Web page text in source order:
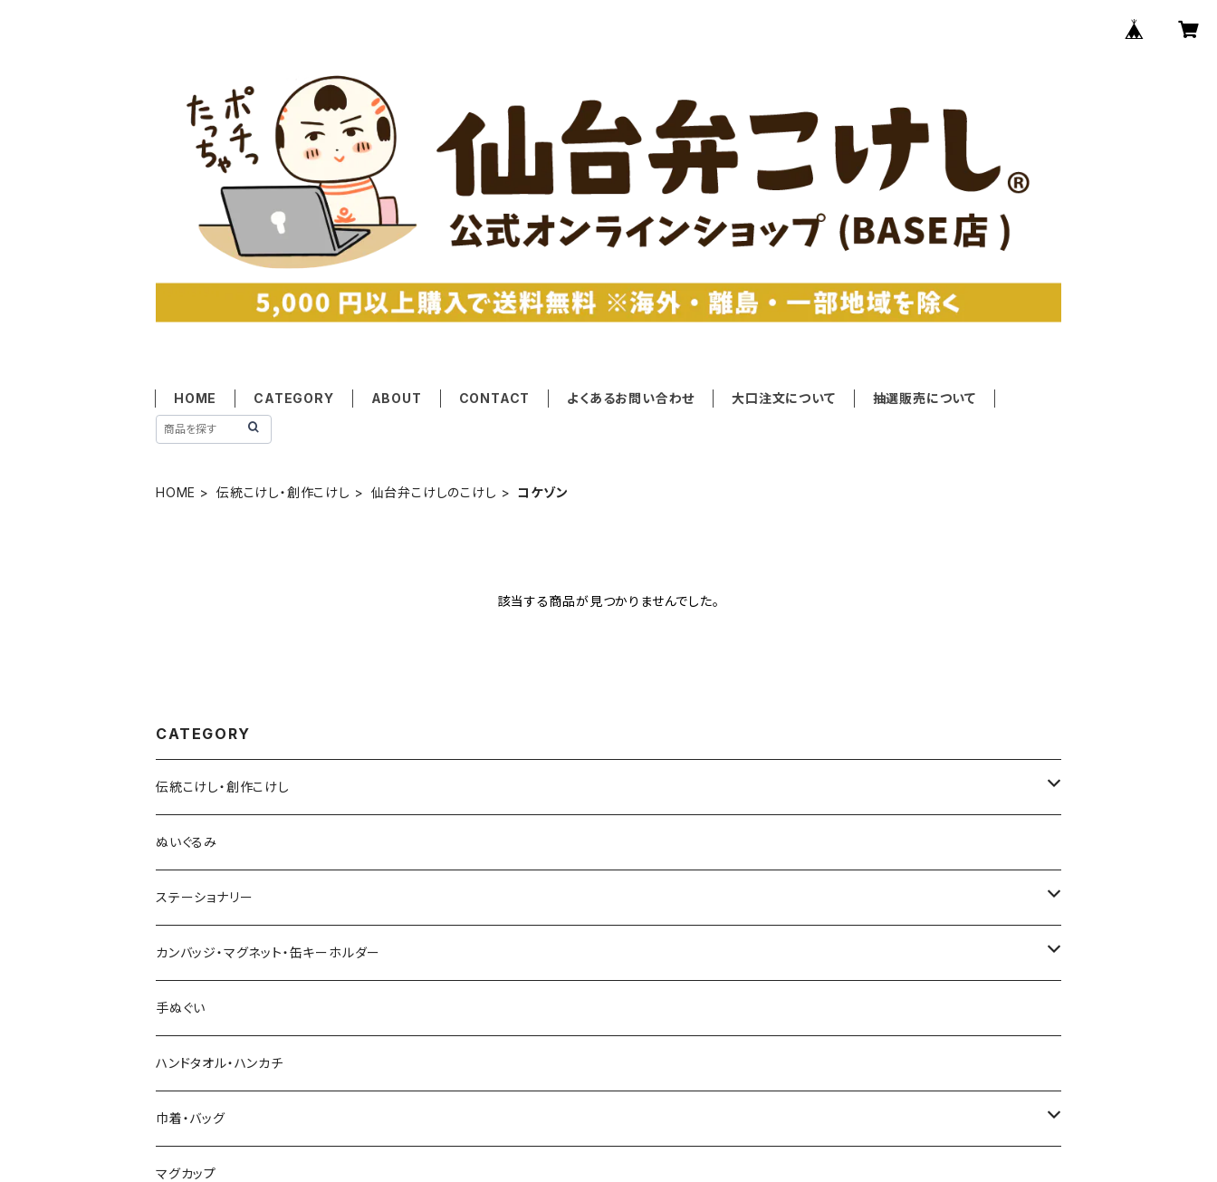
HOME CATEGORY ABOUT CONTACT よくあるお問い合わせ 大口注文について 抽選販売について
HOME 伝統こけし・創作こけし 仙台弁こけしのこけし コケゾン
該当する商品が見つかりませんでした。
CATEGORY
伝統こけし・創作こけし
木村敦工人（弥治郎系）
池内潮音工人（弥治郎系）
上田康友工人（弥治郎系）
新山真由美工人（弥治郎系）
新山吉紀工人（弥治郎系）
星定良工人（弥治郎系）
平賀輝幸工人（作並系）
ぬいぐるみ
ステーショナリー
アクリルキーホルダー
シール
ポストカード
付箋（ふせん）
スタンプ
カンバッジ・マグネット・缶キーホルダー
バッジ
マグネット
手ぬぐい
ハンドタオル・ハンカチ
巾着・バッグ
エコバッグ
マグカップ